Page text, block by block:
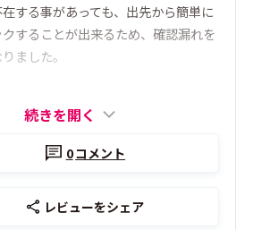
する事があっても、出先から簡単に
することが出来るため、確認漏れを
ました。
続きを開く
0コメント
レビューをシェア